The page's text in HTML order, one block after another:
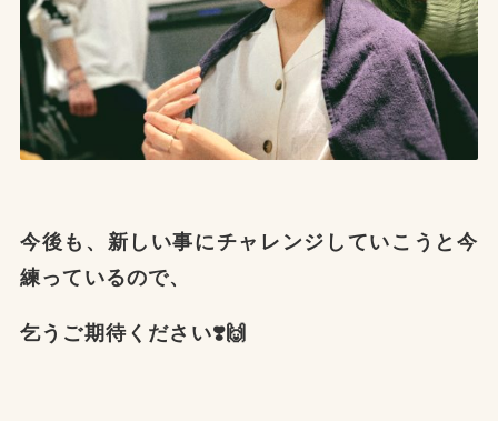
今後も、新しい事にチャレンジしていこうと今
練っているので、
乞うご期待ください❣️🙌